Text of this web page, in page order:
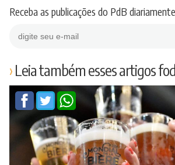
Receba as publicações do PdB
Leia também esses artigos